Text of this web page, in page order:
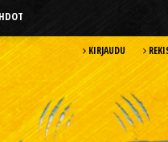
KIRJAUDU